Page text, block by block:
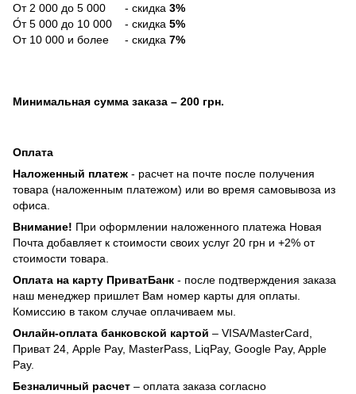
От 2 000 до 5 000 - скидка 3%
О́т 5 000 до 10 000 - скидка 5%
От 10 000 и более - скидка 7%
Минимальная сумма заказа – 200 грн.
Оплата
Наложенный платеж - расчет на почте после получения
товара (наложенным платежом) или во время самовывоза из
офиса.
Внимание! При оформлении наложенного платежа Новая
Почта добавляет к стоимости своих услуг 20 грн и +2% от
стоимости товара.
Оплата на карту ПриватБанк - после подтверждения заказа
наш менеджер пришлет Вам номер карты для оплаты.
Комиссию в таком случае оплачиваем мы.
Онлайн-оплата банковской картой – VISA/MasterCard,
Приват 24, Apple Pay, MasterPass, LiqPay, Google Pay, Apple
Pay.
Безналичный расчет – оплата заказа согласно